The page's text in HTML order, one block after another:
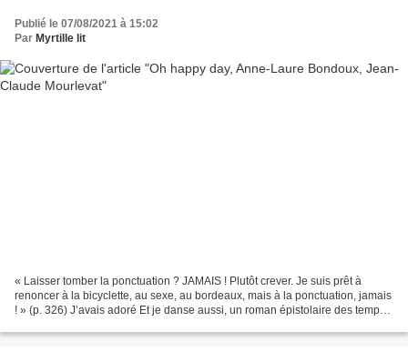
Publié le 07/08/2021 à 15:02
Par Myrtille lit
« Laisser tomber la ponctuation ? JAMAIS ! Plutôt crever. Je suis prêt à
renoncer à la bicyclette, au sexe, au bordeaux, mais à la ponctuation, jamais
! » (p. 326) J’avais adoré Et je danse aussi, un roman épistolaire des temps